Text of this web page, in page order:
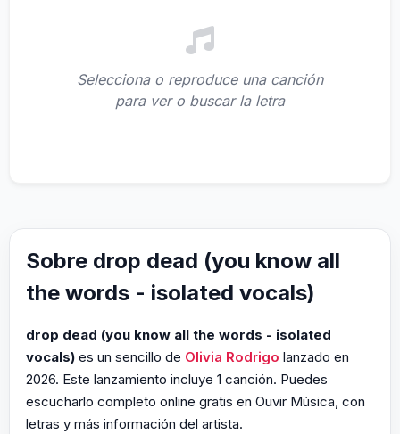
Selecciona o reproduce una canción
para ver o buscar la letra
Sobre drop dead (you know all
the words - isolated vocals)
drop dead (you know all the words - isolated
vocals) es un sencillo de Olivia Rodrigo lanzado en
2026. Este lanzamiento incluye 1 canción. Puedes
escucharlo completo online gratis en Ouvir Música, con
letras y más información del artista.